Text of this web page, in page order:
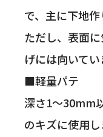
で、主に下地作
ただし、表面
げには向いてい
■軽量パテ
深さ1〜30mm
のキズに使用し